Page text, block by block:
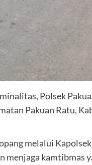
Polsek
Pakuan Ratu,
melalui
kamtibmas